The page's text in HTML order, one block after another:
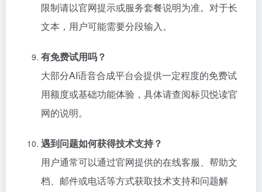
限制请以官网提示或服务套餐说明为准。对于长
文本，用户可能需要分段输入。
有免费试用吗？
大部分AI语音合成平台会提供一定程度的免费试
用额度或基础功能体验，具体请查阅标贝悦读官
网的说明。
遇到问题如何获得技术支持？
用户通常可以通过官网提供的在线客服、帮助文
档、邮件或电话等方式获取技术支持和问题解